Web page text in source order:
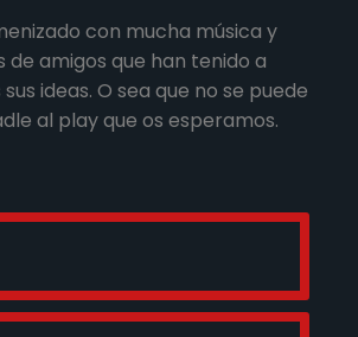
con mucha música y
de amigos que han tenido a
ideas. O sea que no se puede
al play que os esperamos.